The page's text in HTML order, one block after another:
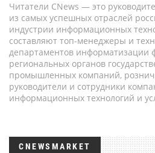
Читатели CNews — это
из самых успешных отраслей
индустрии информационных
составляют топ-менеджеры и
департаментов информатизации
региональных органов
промышленных компаний,
руководители и сотрудники
информационных технологий и
CNEWSMARKET